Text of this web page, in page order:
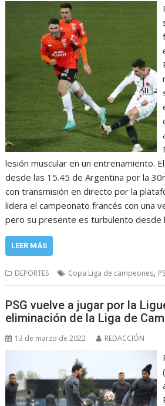
lesión muscular en un entrenamiento.
desde las 15.45 de Argentina por la
con transmisión en directo por la
lidera el campeonato francés con una
pero su presente es turbulento desde
LEER MÁS
DEPORTES Copa Liga de campeones,
PSG vuelve a jugar por la
eliminación de la Liga de
13 de marzo de 2022 REDACCIÓN